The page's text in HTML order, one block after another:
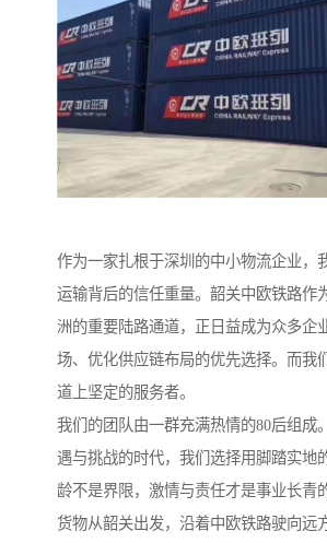
作为一家扎根于深圳的中小物流企业，
运输背后的信任重量。韶关中欧铁路作
洲的重要陆路通道，正日益成为众多企
场、优化供应链布局的优先选择。而我
道上坚定的服务者。
我们的团队由一群充满热情的80后组成
遇与挑战的时代，我们选择用脚踏实地
龄不是界限，激情与责任才是事业长青
货物从韶关出发，沿着中欧铁路驶向远